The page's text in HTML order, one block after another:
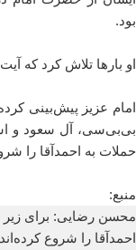
بود.
او بارها تلاش کرد که
امام عزیز پیش‌بینی
بی‌بی‌سی، آل سعود و
حملات به احمدآقا را
منبع:
محسن رضایی: برای زیر
احمدآقا را شروع کرده‌اند